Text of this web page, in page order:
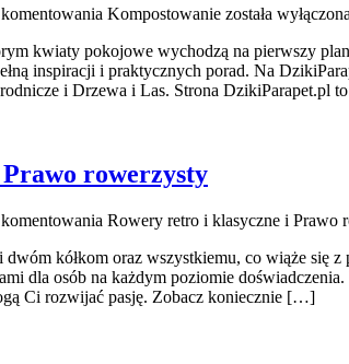
Kompostowanie została wyłączona
kwiaty pokojowe wychodzą na pierwszy
inspiracji i praktycznych porad. Na
i Drzewa i Las. Strona DzikiParapet.pl
rowerzysty
Rowery retro i klasyczne i Prawo
kółkom oraz wszystkiemu, co wiąże się
dla osób na każdym poziomie
Ci rozwijać pasję. Zobacz koniecznie […]